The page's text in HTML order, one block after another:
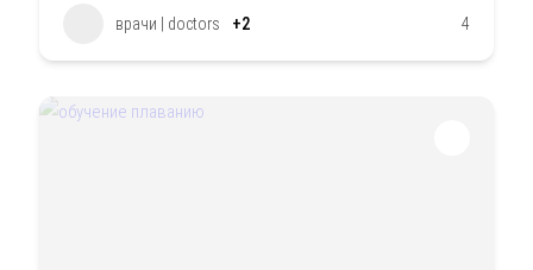
врачи | doctors +2 4